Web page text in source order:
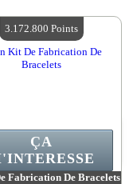
Disponible :4
Fabrication De Bracelets
ÇA
3.172.800 Points